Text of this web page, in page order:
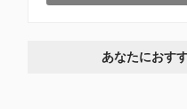
あなたにおす